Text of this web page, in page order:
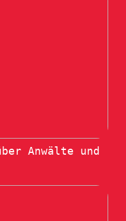
Anwälte und